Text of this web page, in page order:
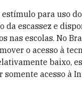
para uso
da escassez e
nas escolas. No
o acesso à
baixo,
somente acesso à